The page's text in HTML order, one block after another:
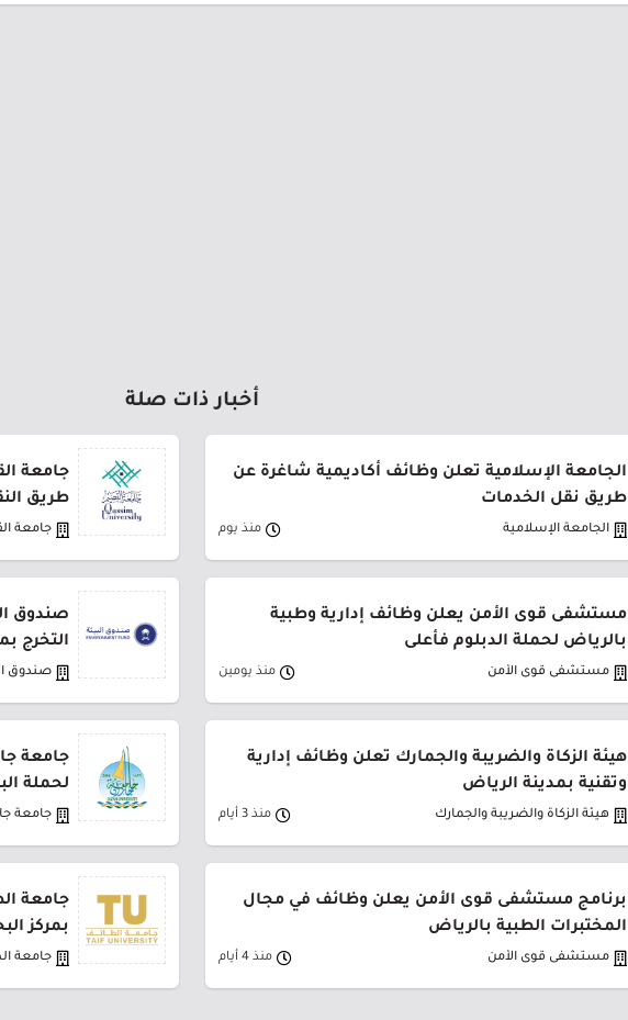
أخبار ذات صلة
الجامعة الإسلامية تعلن وظائف أكاديمية شاغرة عن
طريق نقل الخدمات
الجامعة الإسلامية منذ يوم
طريق
جامعة
مستشفى قوى الأمن يعلن وظائف إدارية وطبية
بالرياض لحملة الدبلوم فأعلى
مستشفى قوى الأمن منذ يومين
صندوق
التخرج
صندوق
هيئة الزكاة والضريبة والجمارك تعلن وظائف إدارية
وتقنية بمدينة الرياض
هيئة الزكاة والضريبة والجمارك منذ 3 أيام
جامعة
لحملة
جامعة
برنامج مستشفى قوى الأمن يعلن وظائف في مجال
المختبرات الطبية بالرياض
مستشفى قوى الأمن منذ 4 أيام
جامعة
بمركز
جامعة